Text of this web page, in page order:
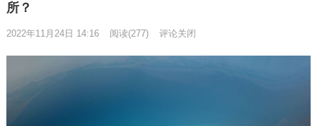
所？
2022年11月24日 14:16 阅读(277) 评论关闭